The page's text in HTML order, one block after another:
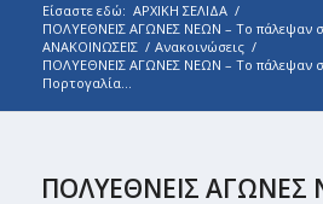
Είσαστε εδώ: ΑΡΧΙΚΗ ΣΕΛΙΔΑ /
ΠΟΛΥΕΘΝΕΙΣ ΑΓΩΝΕΣ ΝΕΩΝ – Το πάλεψαν
ΑΝΑΚΟΙΝΩΣΕΙΣ / Ανακοινώσεις /
ΠΟΛΥΕΘΝΕΙΣ ΑΓΩΝΕΣ ΝΕΩΝ – Το πάλεψαν
Πορτογαλία...
ΠΟΛΥΕΘΝΕΙΣ ΑΓΩΝΕΣ